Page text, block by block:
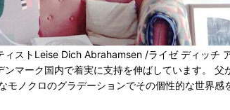
ストLeise Dich Abrahamsen /ライゼ ディッ
マーク国内で着実に支持を伸ばしています。
モノクロのグラデーションでその個性的な世